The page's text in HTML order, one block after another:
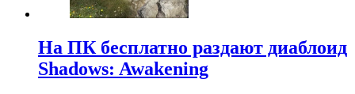
На ПК бесплатно раздают диаблоид
Shadows: Awakening